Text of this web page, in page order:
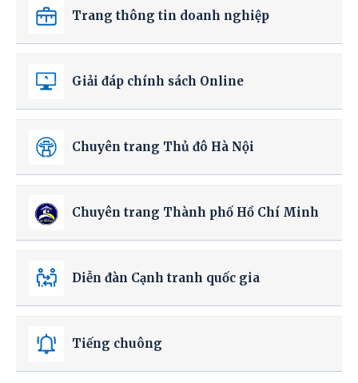
Trang thông tin doanh nghiệp
Giải đáp chính sách Online
Chuyên trang Thủ đô Hà Nội
Chuyên trang Thành phố Hồ Chí Minh
Diễn đàn Cạnh tranh quốc gia
Tiếng chuông